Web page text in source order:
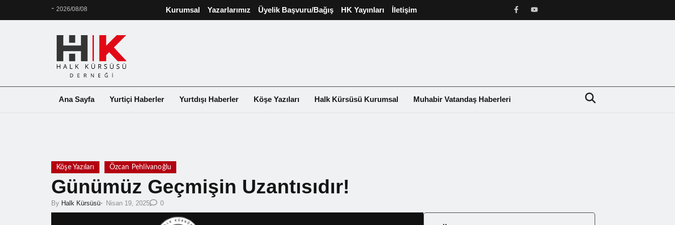
- 2026/08/08 Kurumsal Yazarlarımız Üyelik Başvuru/Bağış HK Yayınları İletişim
Ana Sayfa Yurtiçi Haberler Yurtdışı Haberler Köşe Yazıları Halk Kürsüsü Kurumsal Muhabir Vatandaş Haberleri
Köşe Yazıları Özcan Pehlivanoğlu
Günümüz Geçmişin Uzantısıdır!
By Halk Kürsüsü- Nisan 19, 2025 0